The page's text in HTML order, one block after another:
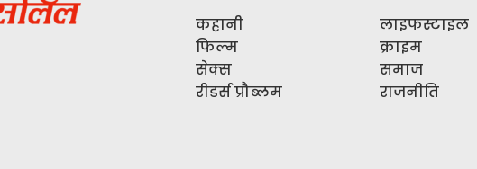
कड़ी
कहानी
फिल्म
सेक्स
रीडर्स प्रौब्लम
लाइफस्टाइल
क्राइम
समाज
राजनीति